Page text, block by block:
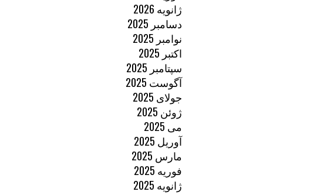
ژانویه 2026
دسامبر 2025
نوامبر 2025
اکتبر 2025
سپتامبر 2025
آگوست 2025
جولای 2025
ژوئن 2025
می 2025
آوریل 2025
مارس 2025
فوریه 2025
ژانویه 2025